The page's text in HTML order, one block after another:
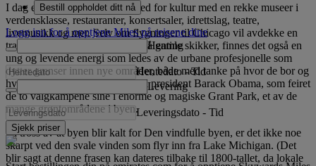
I dag er byen virkelig et arnested for kultur med en rekke museer i
verdensklasse, restauranter, konsertsaler, idrettslag, teatre,
livemusikk og mer. Selv om flygninger til Chicago vil avdekke en
tradisjonell by som holder fast på gamle skikker, finnes det også en
ung og levende energi som ledes av de urbane profesjonelle som
dytter grenser innen nye områder, både med tanke på hvor de bor og
hva de gjør. Dette er hjemmet til president Barack Obama, som feiret
de to valgkampene sine i enorme og magiske Grant Park, et av de
mange grøntområdene i byen.
På tross av at byen blir kalt for Den vindfulle byen, er det ikke noe
skarpt ved den svale vinden som flyr inn fra Lake Michigan. (Det
blir sagt at denne frasen kan dateres tilbake til 1800-tallet, da lokale
Bestill oppholdet ditt nå
Logg inn for å opptjene Miles på reisene dine
Henting
Hentedato - Tid
Levering
Leveringsdato - Tid
Sjekk priser